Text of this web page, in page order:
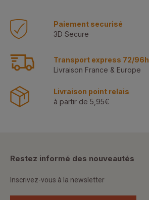
Paiement securisé
3D Secure
Transport express 72/96h
Livraison France & Europe
Livraison point relais
à partir de 5,95€
Restez informé des nouveautés
Inscrivez-vous à la newsletter